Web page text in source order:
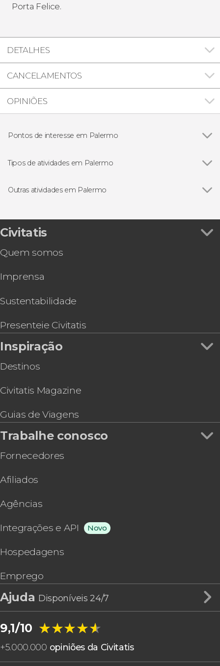
Porta Felice.
DETALHES
CANCELAMENTOS
OPINIÕES
Pontos de interesse em Palermo
Tipos de atividades em Palermo
Gastronomia e enoturismo
Outras atividades em Palermo
Free tour pela Palermo alternativa
Trem turístico de Palermo
Tour pelas catacumbas de Palermo
Visita guiada pelos oratórios de Giacomo
Visita guiada às igrejas de Santa Caterina, San
Tour pelas iglesias de Palermo com subida aos
campanários
Voo de parapente por Palermo
Civitatis
Quem somos
Imprensa
Sustentabilidade
Presenteie Civitatis
Inspiração
Destinos
Civitatis Magazine
Guias de Viagens
Trabalhe conosco
Fornecedores
Afiliados
Agências
Integrações e API Novo
Hospedagens
Emprego
Ajuda Disponíveis 24/7
9,1/10 ★★★★★
★★★★★
+5.000.000 opiniões da Civitatis